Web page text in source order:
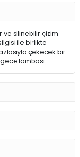
ve silinebilir çizim
ile birlikte
çekecek bir
lambası